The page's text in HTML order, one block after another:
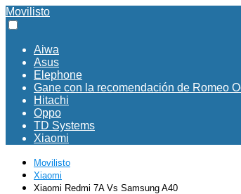
Movilisto
Aiwa
Asus
Elephone
Gane con la recomendación de Romeo
Hitachi
Oppo
TD Systems
Xiaomi
Movilisto
Xiaomi
Xiaomi Redmi 7A Vs Samsung A40